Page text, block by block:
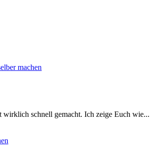
wirklich schnell gemacht. Ich zeige Euch wie...